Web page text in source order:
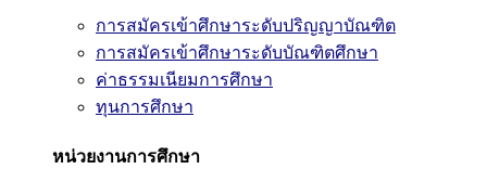
การสมัครเข้าศึกษาระดับปริญญาบัณฑิต
การสมัครเข้าศึกษาระดับบัณฑิตศึกษา
ค่าธรรมเนียมการศึกษา
ทุนการศึกษา
หน่วยงานการศึกษา